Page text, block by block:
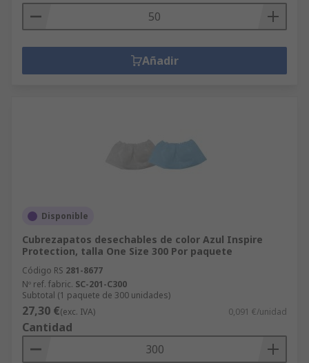
Añadir
Disponible
Cubrezapatos desechables de color Azul Inspire
Protection, talla One Size 300 Por paquete
Código RS 281-8677
Nº ref. fabric. SC-201-C300
Subtotal (1 paquete de 300 unidades)
27,30 €(exc. IVA) 0,091 €/unidad
Cantidad